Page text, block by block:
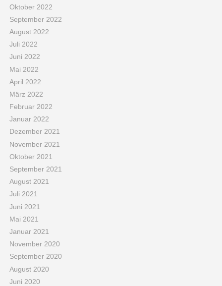
Oktober 2022
September 2022
August 2022
Juli 2022
Juni 2022
Mai 2022
April 2022
März 2022
Februar 2022
Januar 2022
Dezember 2021
November 2021
Oktober 2021
September 2021
August 2021
Juli 2021
Juni 2021
Mai 2021
Januar 2021
November 2020
September 2020
August 2020
Juni 2020